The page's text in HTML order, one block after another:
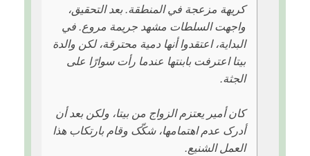
كریهة مزعجة في المنطقة. بعد التحقیق،
واجهت السلطات مشهد جریمة مروع. في
البداية، اعتقدوا أنها دمیة محترقة، لکن والدة
بیتا اعترفت بابنتها عندما رأت سوارًا على
الجثة.
کان أمیر يعتزم الزواج من بیتا، ولکن بعد أن
أدرک عدم اهتمامها، شکّک وقام بارتکاب هذا
العمل الشنیع.